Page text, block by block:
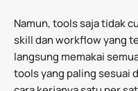
Namun, tools saja tidak
skill dan workflow yang
langsung memakai
tools yang paling sesuai